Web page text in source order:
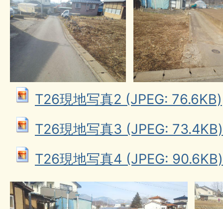
T26現地写真2 (JPEG: 76.6KB)
T26現地写真3 (JPEG: 73.4KB)
T26現地写真4 (JPEG: 90.6KB)